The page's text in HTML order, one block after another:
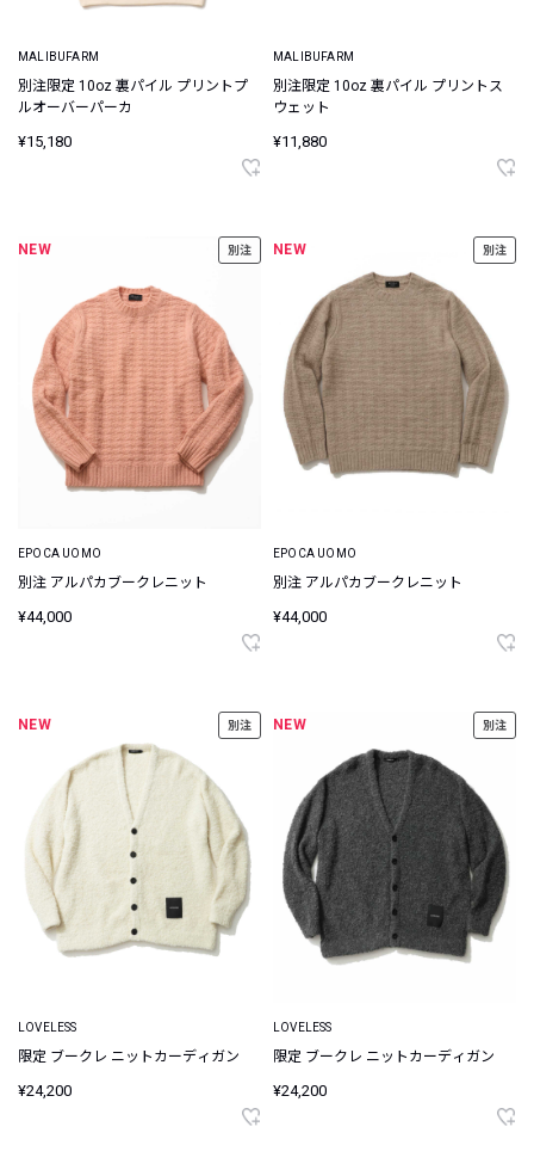
MALIBUFARM
別注限定 10oz 裏パイル プリントプ
ルオーバーパーカ
¥15,180
MALIBUFARM
別注限定 10oz 裏パイル プリントス
ウェット
¥11,880
NEW 別注
EPOCA UOMO
別注 アルパカブークレニット
¥44,000
NEW 別注
EPOCA UOMO
別注 アルパカブークレニット
¥44,000
NEW 別注
LOVELESS
限定 ブークレ ニットカーディガン
¥24,200
NEW 別注
LOVELESS
限定 ブークレ ニットカーディガン
¥24,200